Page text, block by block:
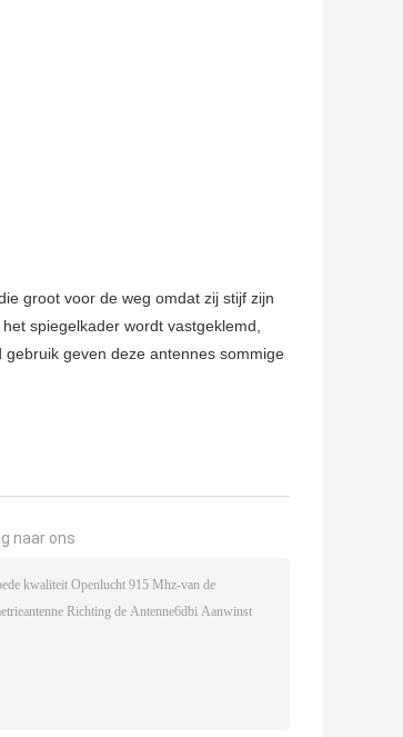
groot voor de weg omdat zij stijf zijn
spiegelkader wordt vastgeklemd,
geven deze antennes sommige
naar ons